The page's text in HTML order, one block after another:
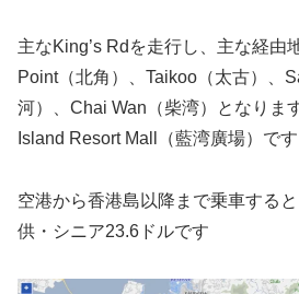
主なKing’s Rdを走行し、主な経由
Point（北角）、Taikoo（太古）、
河）、Chai Wan（柴湾）となりま
Island Resort Mall（藍湾廣場）です
空港から香港島以降まで乗車する
供・シニア23.6ドルです